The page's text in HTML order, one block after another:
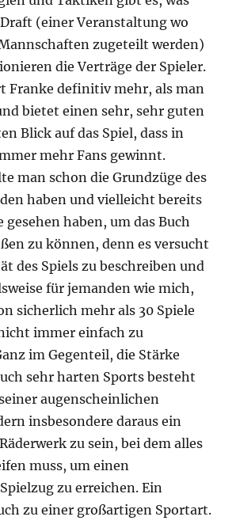
(einer Veranstaltung wo
zugeteilt werden)
die Verträge der Spieler.
Franke definitiv mehr, als man
bietet einen sehr, sehr guten
Blick auf das Spiel, dass in
mehr Fans gewinnt.
man schon die Grundzüge des
haben und vielleicht bereits
gesehen haben, um das Buch
zu können, denn es versucht
des Spiels zu beschreiben und
für jemanden wie mich,
sicherlich mehr als 30 Spiele
immer einfach zu
im Gegenteil, die Stärke
sehr harten Sports besteht
augenscheinlichen
insbesondere daraus ein
zu sein, bei dem alles
muss, um einen
zu erreichen. Ein
zu einer großartigen Sportart.